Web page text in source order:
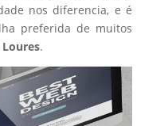
nos diferencia, e é
preferida de muitos
.